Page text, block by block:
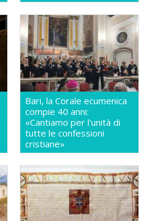
Bari, la Corale ecumenica
compie 40 anni:
«Cantiamo per l'unità di
tutte le confessioni
cristiane»